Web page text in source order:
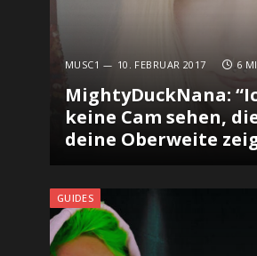
MUSC1 10. FEBRUAR 2017 6
MightyDuckNana:
keine Cam sehen,
deine Oberweite
GUIDES